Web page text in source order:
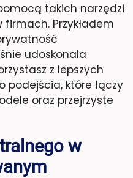
takich narzędzi
Przykładem
udoskonala
z lepszych
podejścia, które łączy
oraz przejrzyste
w